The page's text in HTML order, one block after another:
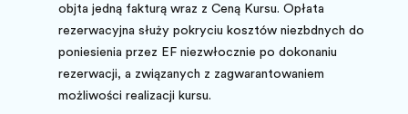
objęta jedną fakturą wraz z Ceną Kursu. Opłata
rezerwacyjna służy pokryciu kosztów niezbędnych do
poniesienia przez EF niezwłocznie po dokonaniu
rezerwacji, a związanych z zagwarantowaniem
możliwości realizacji kursu.